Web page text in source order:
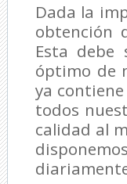
Dada la
obtención
Esta
óptimo de
ya
todos
calidad al